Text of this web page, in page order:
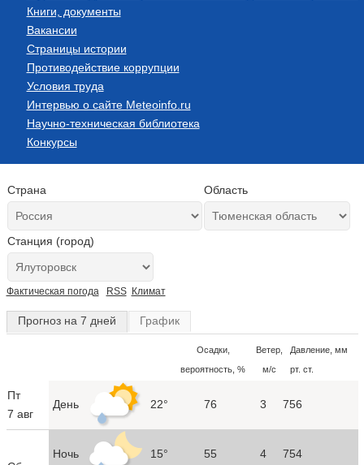
Книги, документы
Вакансии
Страницы истории
Противодействие коррупции
Условия труда
Интервью о сайте Meteoinfo.ru
Научно-техническая библиотека
Конкурсы
Страна Область
Станция (город)
Фактическая погода RSS Климат
Прогноз на 7 дней График
Осадки,
вероятность, %
Ветер,
м/с
Давление, мм
рт. ст.
Пт
7 авг
День 22° 76 3 756
Ночь 15° 55 4 754